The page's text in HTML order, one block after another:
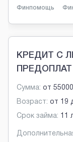
Финпомощь
КРЕДИТ С
ПРЕДОПЛАТ
Сумма: от 55000
Возраст: от 19
Срок займа: 11